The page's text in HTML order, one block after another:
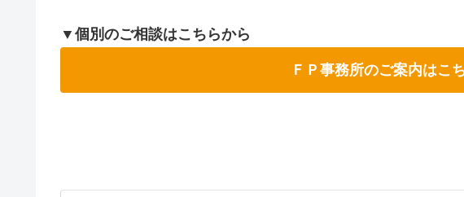
▼個別のご相談はこちらから
ＦＰ事務所のご案内はこ